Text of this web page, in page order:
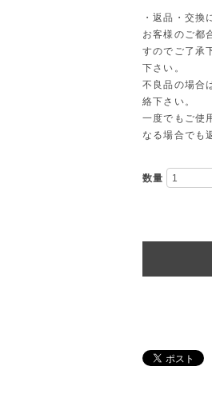
・返品・交換
お客様のご都
すのでご了承
下さい。
不良品の場合
絡下さい。
一度でもご使
なる場合でも
数量